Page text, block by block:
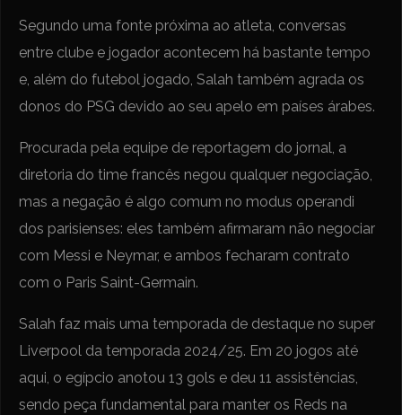
Segundo uma fonte próxima ao atleta, conversas
entre clube e jogador acontecem há bastante tempo
e, além do futebol jogado, Salah também agrada os
donos do PSG devido ao seu apelo em países árabes.
Procurada pela equipe de reportagem do jornal, a
diretoria do time francês negou qualquer negociação,
mas a negação é algo comum no modus operandi
dos parisienses: eles também afirmaram não negociar
com Messi e Neymar, e ambos fecharam contrato
com o Paris Saint-Germain.
Salah faz mais uma temporada de destaque no super
Liverpool da temporada 2024/25. Em 20 jogos até
aqui, o egípcio anotou 13 gols e deu 11 assistências,
sendo peça fundamental para manter os Reds na